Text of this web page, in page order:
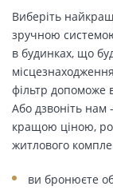
Виберіть
зручною
в будинках, що
фільтр допоможе
Або дзвоніть
кращою ціною,
житлового
ви бронюєте